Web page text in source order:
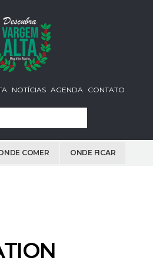
NOTÍCIAS AGENDA CONTATO
COMER ONDE FICAR